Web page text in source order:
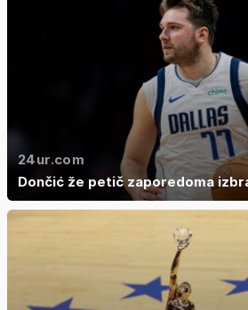
24ur.com
Dončić že petič zaporedoma